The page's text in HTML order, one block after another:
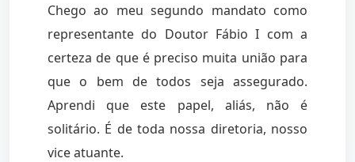
Chego ao meu segundo mandato como
representante do Doutor Fábio I com a
certeza de que é preciso muita união para
que o bem de todos seja assegurado.
Aprendi que este papel, aliás, não é
solitário. É de toda nossa diretoria, nosso
vice atuante.